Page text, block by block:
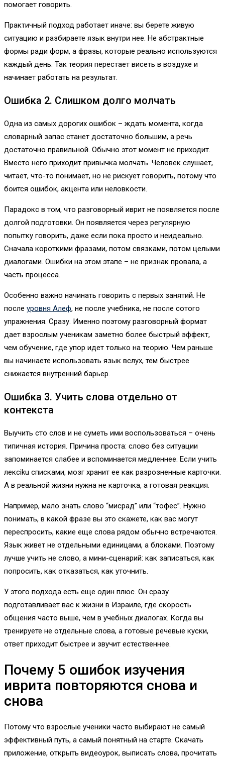
помогает говорить.
Практичный подход работает иначе: вы берете живую
ситуацию и разбираете язык внутри нее. Не абстрактные
формы ради форм, а фразы, которые реально используются
каждый день. Так теория перестает висеть в воздухе и
начинает работать на результат.
Ошибка 2. Слишком долго молчать
Одна из самых дорогих ошибок – ждать момента, когда
словарный запас станет достаточно большим, а речь
достаточно правильной. Обычно этот момент не приходит.
Вместо него приходит привычка молчать. Человек слушает,
читает, что-то понимает, но не рискует говорить, потому что
боится ошибок, акцента или неловкости.
Парадокс в том, что разговорный иврит не появляется после
долгой подготовки. Он появляется через регулярную
попытку говорить, даже если пока просто и неидеально.
Сначала короткими фразами, потом связками, потом целыми
диалогами. Ошибки на этом этапе – не признак провала, а
часть процесса.
Особенно важно начинать говорить с первых занятий. Не
после уровня Алеф, не после учебника, не после сотого
упражнения. Сразу. Именно поэтому разговорный формат
дает взрослым ученикам заметно более быстрый эффект,
чем обучение, где упор идет только на теорию. Чем раньше
вы начинаете использовать язык вслух, тем быстрее
снижается внутренний барьер.
Ошибка 3. Учить слова отдельно от
контекста
Выучить сто слов и не суметь ими воспользоваться – очень
типичная история. Причина проста: слово без ситуации
запоминается слабее и вспоминается медленнее. Если учить
лексiku списками, мозг хранит ее как разрозненные карточки.
А в реальной жизни нужна не карточка, а готовая реакция.
Например, мало знать слово “мисрад” или “тофес”. Нужно
понимать, в какой фразе вы это скажете, как вас могут
переспросить, какие еще слова рядом обычно встречаются.
Язык живет не отдельными единицами, а блоками. Поэтому
лучше учить не слово, а мини-сценарий: как записаться, как
попросить, как отказаться, как уточнить.
У этого подхода есть еще один плюс. Он сразу
подготавливает вас к жизни в Израиле, где скорость
общения часто выше, чем в учебных диалогах. Когда вы
тренируете не отдельные слова, а готовые речевые куски,
ответ приходит быстрее и звучит естественнее.
Почему 5 ошибок изучения
иврита повторяются снова и
снова
Потому что взрослые ученики часто выбирают не самый
эффективный путь, а самый понятный на старте. Скачать
приложение, открыть видеоурок, выписать слова, прочитать